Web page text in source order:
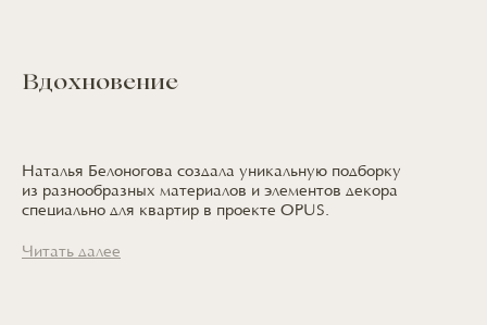
Вдохновение
Наталья Белоногова создала уникальную подборку
из разнообразных материалов и элементов декора
специально для квартир в проекте OPUS.
Читать далее